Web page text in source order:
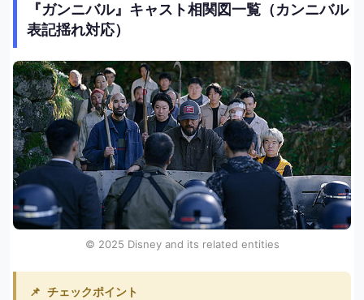
『ガンニバル』キャスト相関図一覧（カンニバル
表記揺れ対応）
©︎ 2025 Disney and its related entities
📌 チェックポイント